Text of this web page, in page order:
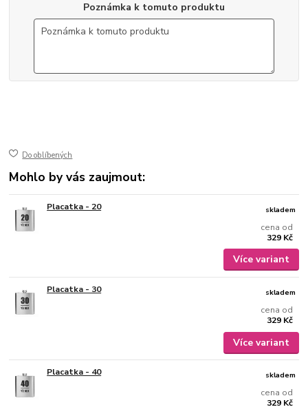
Poznámka k tomuto produktu
Do oblíbených
Mohlo by vás zaujmout:
Placatka - 20
cena od
329 Kč
skladem
Více variant
Placatka - 30
cena od
329 Kč
skladem
Více variant
Placatka - 40
cena od
329 Kč
skladem